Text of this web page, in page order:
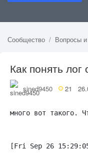
Сообщество Вопросы
Как понять
sined9450 21
много вот такого.
[Fri Sep 26